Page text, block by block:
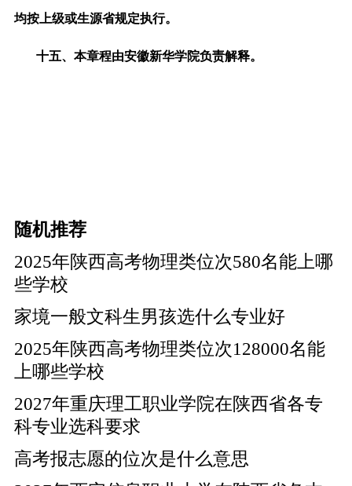
均按上级或生源省规定执行。
十五、本章程由安徽新华学院负责解释。
随机推荐
2025年陕西高考物理类位次580名能上哪
些学校
家境一般文科生男孩选什么专业好
2025年陕西高考物理类位次128000名能
上哪些学校
2027年重庆理工职业学院在陕西省各专
科专业选科要求
高考报志愿的位次是什么意思